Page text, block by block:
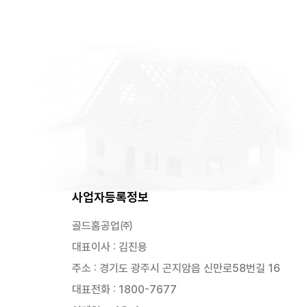
사업자등록정보
골드홈공업㈜
대표이사 : 김진용
주소 : 경기도 광주시 곤지암읍 신만로58번길 16
대표전화 : 1800-7677